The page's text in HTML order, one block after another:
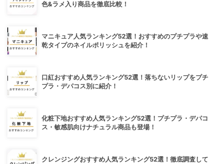
色&ラメ入り商品を徹底比較！
マニキュア人気ランキング52選！おすすめのプチプラや速
乾タイプのネイルポリッシュを紹介！
口紅おすすめ人気ランキング52選！落ちないリップをプチ
プラ・デパコス別に紹介！
化粧下地おすすめ人気ランキング52選！プチプラ・デパコ
ス・敏感肌向けナチュラル商品も登場！
クレンジングおすすめ人気ランキング52選！徹底調査して